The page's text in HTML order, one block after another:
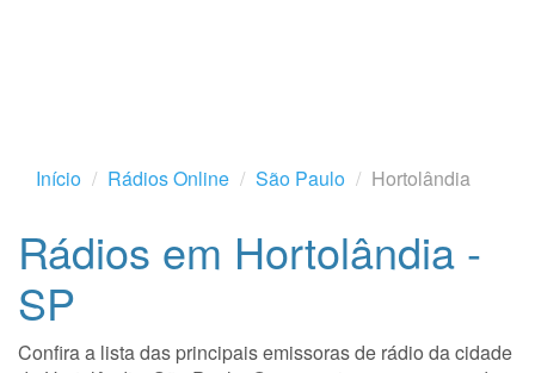
Início Rádios Online São Paulo Hortolândia
Rádios em Hortolândia -
SP
Confira a lista das principais emissoras de rádio da cidade